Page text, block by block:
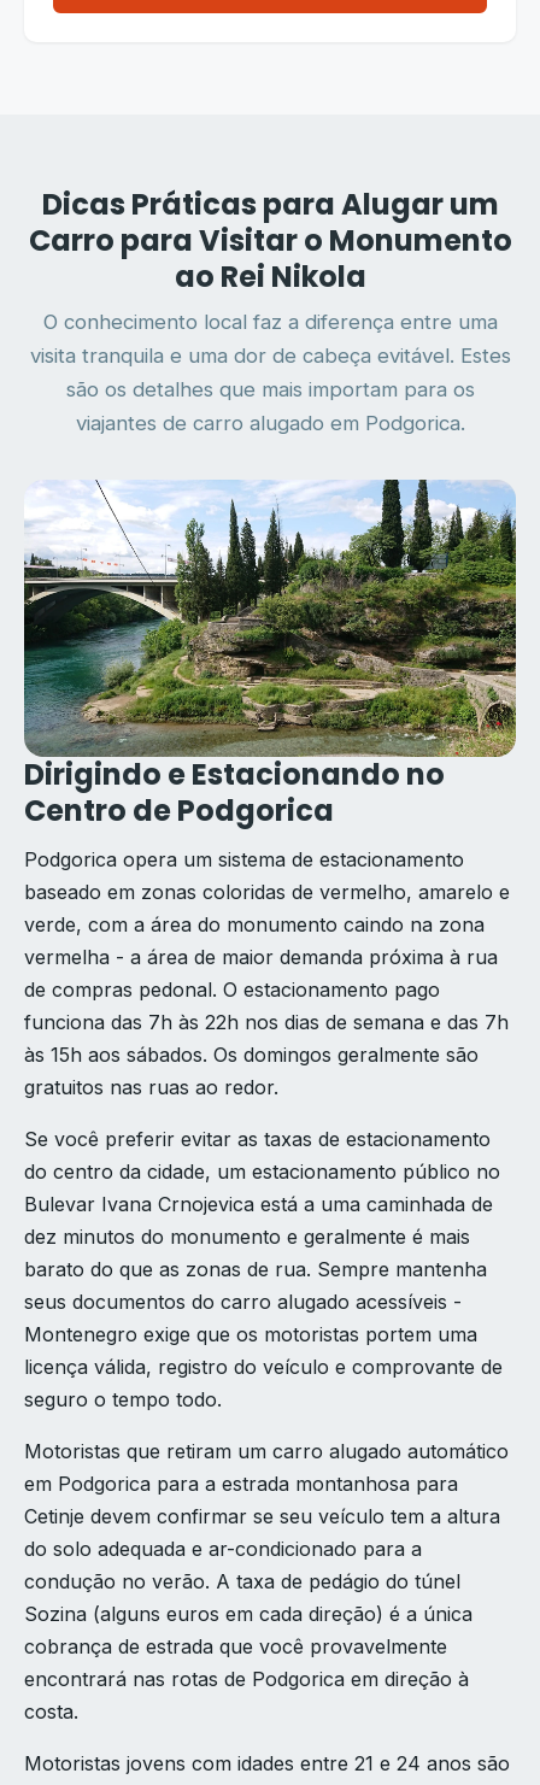
Dicas Práticas para Alugar um
Carro para Visitar o Monumento
ao Rei Nikola
O conhecimento local faz a diferença entre uma
visita tranquila e uma dor de cabeça evitável. Estes
são os detalhes que mais importam para os
viajantes de carro alugado em Podgorica.
Dirigindo e Estacionando no
Centro de Podgorica
Podgorica opera um sistema de estacionamento
baseado em zonas coloridas de vermelho, amarelo e
verde, com a área do monumento caindo na zona
vermelha - a área de maior demanda próxima à rua
de compras pedonal. O estacionamento pago
funciona das 7h às 22h nos dias de semana e das 7h
às 15h aos sábados. Os domingos geralmente são
gratuitos nas ruas ao redor.
Se você preferir evitar as taxas de estacionamento
do centro da cidade, um estacionamento público no
Bulevar Ivana Crnojevica está a uma caminhada de
dez minutos do monumento e geralmente é mais
barato do que as zonas de rua. Sempre mantenha
seus documentos do carro alugado acessíveis -
Montenegro exige que os motoristas portem uma
licença válida, registro do veículo e comprovante de
seguro o tempo todo.
Motoristas que retiram um carro alugado automático
em Podgorica para a estrada montanhosa para
Cetinje devem confirmar se seu veículo tem a altura
do solo adequada e ar-condicionado para a
condução no verão. A taxa de pedágio do túnel
Sozina (alguns euros em cada direção) é a única
cobrança de estrada que você provavelmente
encontrará nas rotas de Podgorica em direção à
costa.
Motoristas jovens com idades entre 21 e 24 anos são